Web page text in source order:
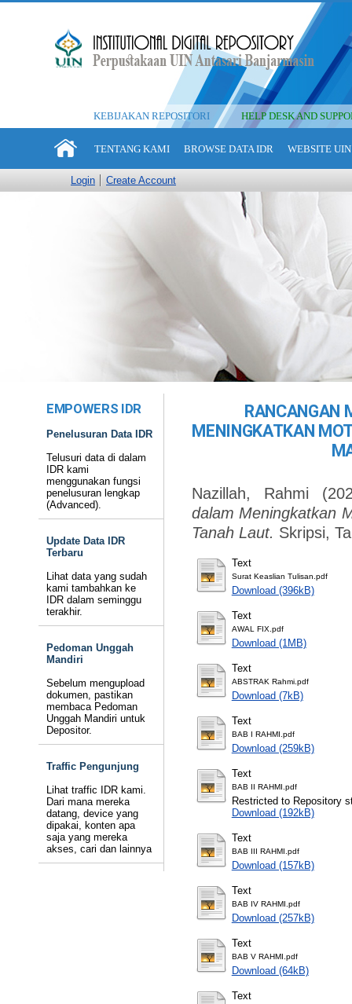
KEBIJAKAN REPOSITORI HELP DESK AND
TENTANG KAMI BROWSE DATA IDR WEBSITE
Login Create Account
EMPOWERS IDR
Penelusuran Data IDR
Telusuri data di dalam
IDR kami
menggunakan fungsi
penelusuran lengkap
(Advanced).
Update Data IDR
Terbaru
Lihat data yang sudah
kami tambahkan ke
IDR dalam seminggu
terakhir.
Pedoman Unggah
Mandiri
Sebelum mengupload
dokumen, pastikan
membaca Pedoman
Unggah Mandiri untuk
Depositor.
Traffic Pengunjung
Lihat traffic IDR kami.
Dari mana mereka
datang, device yang
dipakai, konten apa
saja yang mereka
akses, cari dan lainnya
RANCANGAN
MENINGKATKAN
Nazillah, Rahmi
dalam Meningkatkan
Tanah Laut. Skripsi,
Text
Surat Keaslian Tulisan.pdf
Download (396kB)
Text
AWAL FIX.pdf
Download (1MB)
Text
ABSTRAK Rahmi.pdf
Download (7kB)
Text
BAB I RAHMI.pdf
Download (259kB)
Text
BAB II RAHMI.pdf
Restricted to Repository
Download (192kB)
Text
BAB III RAHMI.pdf
Download (157kB)
Text
BAB IV RAHMI.pdf
Download (257kB)
Text
BAB V RAHMI.pdf
Download (64kB)
Text